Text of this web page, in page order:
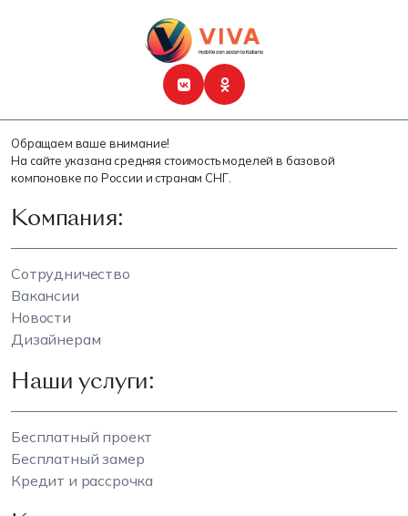
Обращаем ваше внимание!
На сайте указана средняя стоимость моделей в базовой
компоновке по России и странам СНГ.
Компания:
Сотрудничество
Вакансии
Новости
Дизайнерам
Наши услуги:
Бесплатный проект
Бесплатный замер
Кредит и рассрочка